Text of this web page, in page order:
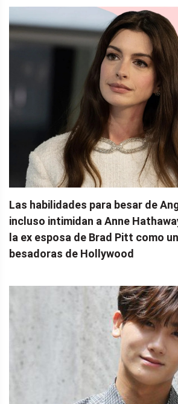
Las habilidades para besar de
incluso intimidan a Anne
la ex esposa de Brad Pitt como
besadoras de Hollywood